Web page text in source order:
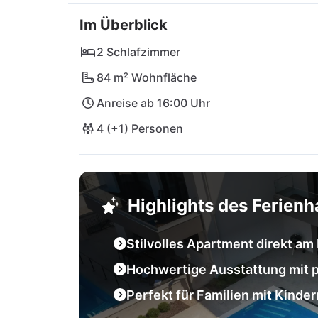
unvergessliche Momente sorgen. Lass
nahegelegenen Rova Bistro oder der
die charmante Stadt Malinska nur einen
Der Flughafen Rijeka ist zudem bequem
Im Überblick
2 Schlafzimmer
84 m² Wohnfläche
Anreise ab 16:00 Uhr
4 (+1) Personen
Highlights des
Stilvolles Apartment direkt am
Hochwertige Ausstattung mit
Perfekt für Familien mit